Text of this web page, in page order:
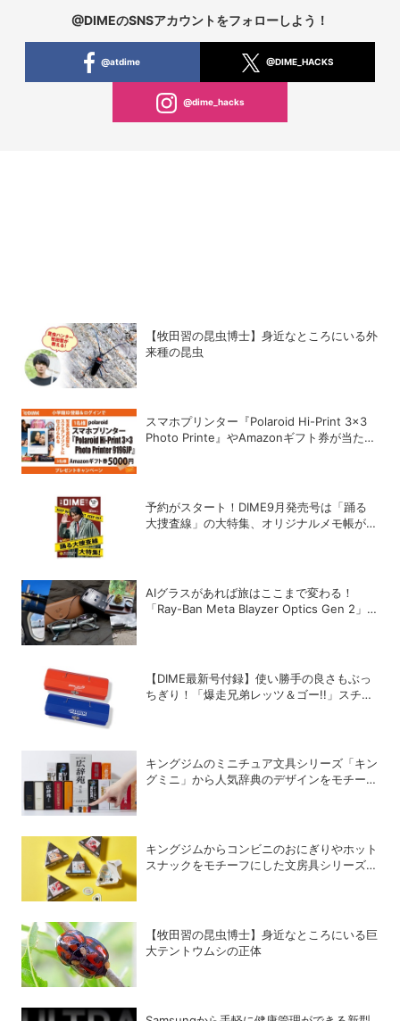
@DIMEのSNSアカウントをフォローしよう！
@atdime @DIME_HACKS
@dime_hacks
【牧田習の昆虫博士】身近なところにいる外
来種の昆虫
スマホプリンター『Polaroid Hi-Print 3×3
Photo Printe』やAmazonギフト券が当た
予約がスタート！DIME9月発売号は「踊る
大捜査線」の大特集、オリジナルメモ帳が特
AIグラスがあれば旅はここまで変わる！
「Ray-Ban Meta Blayzer Optics Gen 2」
【DIME最新号付録】使い勝手の良さもぶっ
ちぎり！「爆走兄弟レッツ＆ゴー!!」スチー
キングジムのミニチュア文具シリーズ「キン
グミニ」から人気辞典のデザインをモチーフ
キングジムからコンビニのおにぎりやホット
スナックをモチーフにした文房具シリーズ
【牧田習の昆虫博士】身近なところにいる巨
大テントウムシの正体